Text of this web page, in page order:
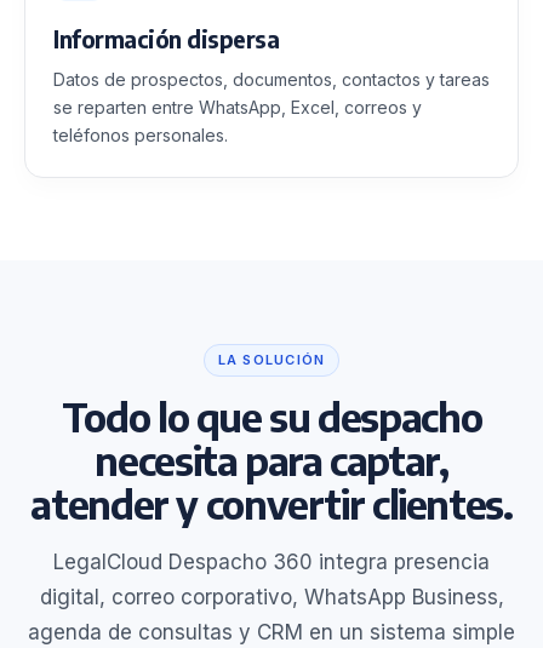
Información dispersa
Datos de prospectos, documentos, contactos y tareas
se reparten entre WhatsApp, Excel, correos y
teléfonos personales.
LA SOLUCIÓN
Todo lo que su despacho
necesita para captar,
atender y convertir clientes.
LegalCloud Despacho 360 integra presencia
digital, correo corporativo, WhatsApp Business,
agenda de consultas y CRM en un sistema simple